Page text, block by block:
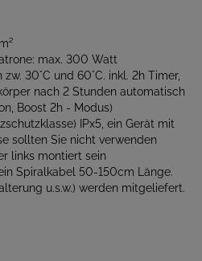
max. 300 Watt
30°C und 60°C. inkl. 2h Timer,
nach 2 Stunden automatisch
Boost 2h - Modus)
IPx5, ein Gerät mit
sollten Sie nicht verwenden
links montiert sein
Spiralkabel 50-150cm Länge.
u.s.w.) werden mitgeliefert.